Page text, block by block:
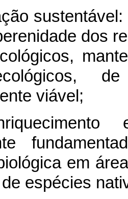
dos
viável;
em
espécies